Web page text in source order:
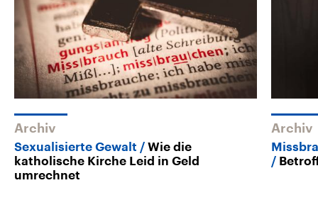
Archiv
Sexualisierte Gewalt
Wie die
katholische Kirche Leid in Geld
umrechnet
Archiv